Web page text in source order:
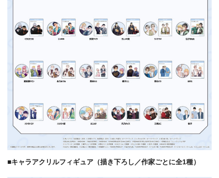
■キャラアクリルフィギュア（描き下ろし／作家ごとに全1種）